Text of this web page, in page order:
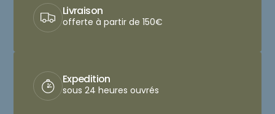
Livraison
offerte à partir de 150€
Expedition
sous 24 heures ouvrés